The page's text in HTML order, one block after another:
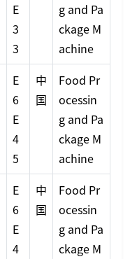
E
3
3
g and Pa
ckage M
achine
E
6
E
4
5
中
国
Food Pr
ocessin
g and Pa
ckage M
achine
E
6
E
4
中
国
Food Pr
ocessin
g and Pa
ckage M